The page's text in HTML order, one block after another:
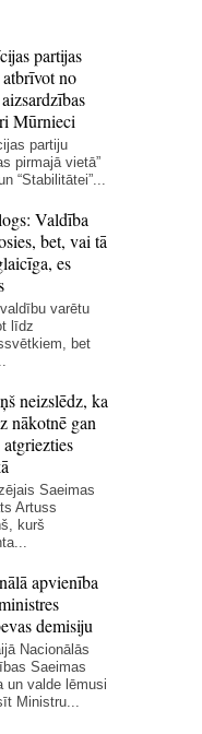
partijas
no
Mūrnieci
partiju
pirmajā vietā”
“Stabilitātei”...
Valdība
bet, vai tā
es
varētu
līdz
bet
neizslēdz, ka
nākotnē gan
Saeimas
Artuss
kurš
apvienība
demisiju
Nacionālās
Saeimas
un valde lēmusi
Ministru...